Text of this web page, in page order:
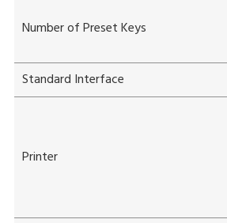
Number of Preset Keys
Standard Interface
Printer